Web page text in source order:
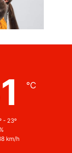
℃
- 23º
km/h